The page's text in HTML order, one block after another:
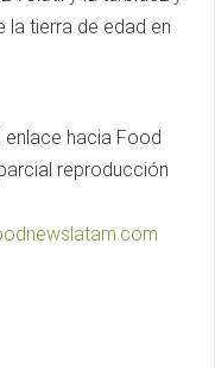
la tierra de edad en
hacia Food
reproducción